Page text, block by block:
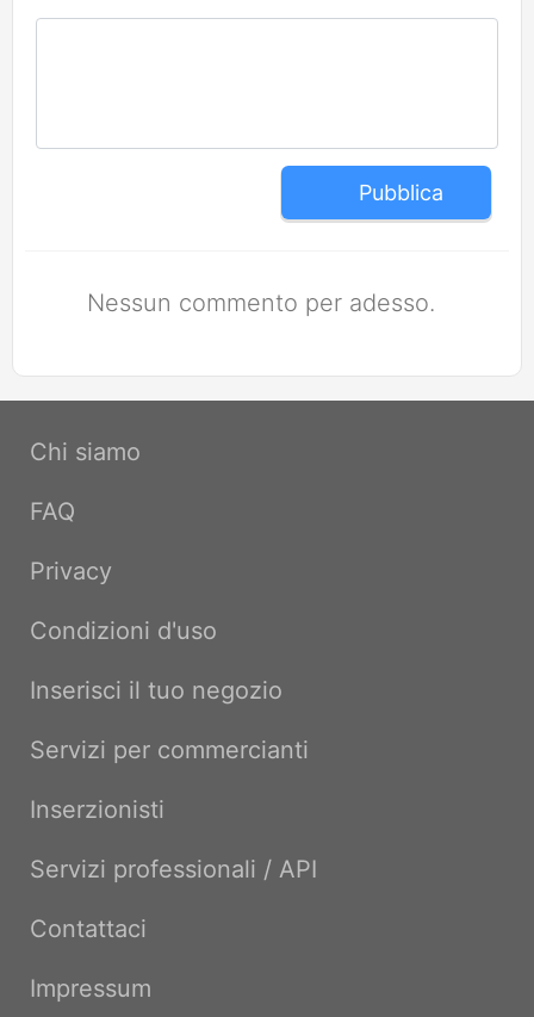
Pubblica
Nessun commento per adesso.
Chi siamo
FAQ
Privacy
Condizioni d'uso
Inserisci il tuo negozio
Servizi per commercianti
Inserzionisti
Servizi professionali / API
Contattaci
Impressum